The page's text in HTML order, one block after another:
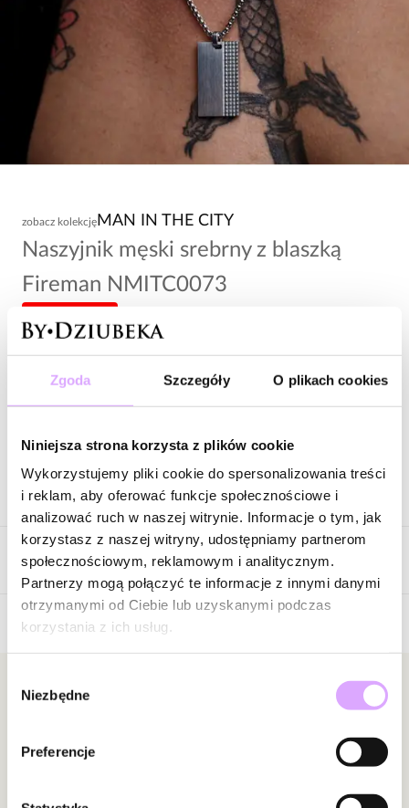
Zgoda Szczegóły O plikach cookies
Niniejsza strona korzysta z plików cookie
Wykorzystujemy pliki cookie do spersonalizowania treści
i reklam, aby oferować funkcje społecznościowe i
analizować ruch w naszej witrynie. Informacje o tym, jak
korzystasz z naszej witryny, udostępniamy partnerom
społecznościowym, reklamowym i analitycznym.
Partnerzy mogą połączyć te informacje z innymi danymi
otrzymanymi od Ciebie lub uzyskanymi podczas
korzystania z ich usług.
zgody
Niezbędne
Preferencje
zobacz kolekcję MAN IN THE CITY
Naszyjnik męski srebrny z blaszką
Fireman NMITC0073
98,00 zł
Wysyłka w 1 dzień roboczy
Opis produktu
Surowiec: stal szlachetna.
Kolor surowca: srebrny.
Długość naszyjnika: 55 cm.
Wielkość zawieszki: 2,00 cm x 3,50 cm .
Zapięcie: karabińczyk.
Opinie
Bądź pierwszą osobą, która podzieli się opinią o tym
Powiadomienie
Newsletter